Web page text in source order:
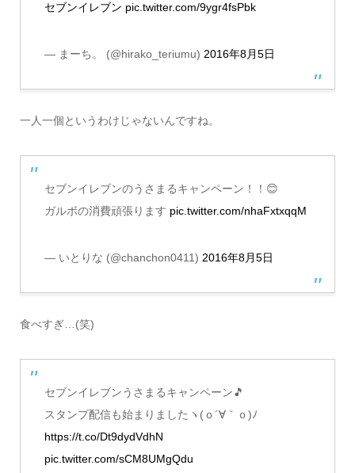
セブンイレブン pic.twitter.com/9ygr4fsPbk
— まーち。 (@hirako_teriumu) 2016年8月5日
一人一個というわけじゃないんですね。
セブンイレブンのうさまるキャンペーン！！😊
ガルボの消費頑張ります pic.twitter.com/nhaFxtxqqM
— いとりな (@chanchon0411) 2016年8月5日
食べすぎ…(笑)
セブンイレブンうさまるキャンペーン🎵
スタンプ配信も始まりましたヽ(ｏ´∀｀ｏ)ﾉ
https://t.co/Dt9dydVdhN
pic.twitter.com/sCM8UMgQdu